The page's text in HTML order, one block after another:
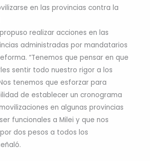
en las provincias contra la
realizar acciones en las
administradas por mandatarios
“Tenemos que pensar en que
sentir todo nuestro rigor a los
tenemos que esforzar para
de establecer un cronograma
en algunas provincias
funcionales a Milei y que nos
dos pesos a todos los